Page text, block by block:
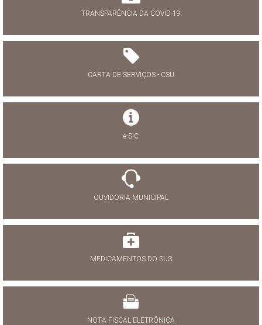
TRANSPARÊNCIA DA COVID-19
CARTA DE SERVIÇOS - CSU
e-SIC
OUVIDORIA MUNICIPAL
MEDICAMENTOS DO SUS
NOTA FISCAL ELETRÔNICA